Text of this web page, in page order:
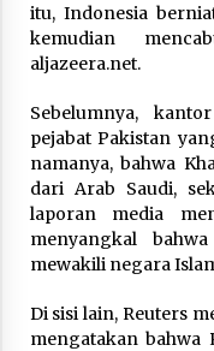
Rezim
itu, Indonesia
kemudian
aljazeera.net.
Sebelumnya,
pejabat Pakistan
namanya, bahwa
dari Arab Saudi,
laporan media
menyangkal
mewakili negara
Di sisi lain, Reuters
mengatakan bahwa